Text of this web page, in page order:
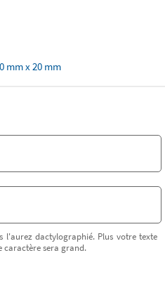
mm x 20 mm
l'aurez dactylographié. Plus votre texte
caractère sera grand.